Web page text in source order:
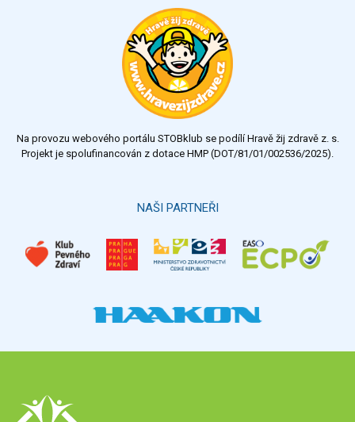
Na provozu webového portálu STOBklub se podílí Hravě žij zdravě z. s.
Projekt je spolufinancován z dotace HMP (DOT/81/01/002536/2025).
NAŠI PARTNEŘI